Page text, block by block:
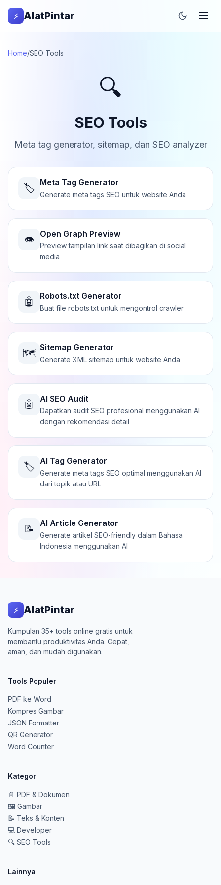
⚡ AlatPintar
Home/SEO Tools
🔍
SEO Tools
Meta tag generator, sitemap, dan SEO analyzer
🏷️ Meta Tag Generator
Generate meta tags SEO untuk website Anda
👁️ Open Graph Preview
Preview tampilan link saat dibagikan di social
media
🤖 Robots.txt Generator
Buat file robots.txt untuk mengontrol crawler
🗺️ Sitemap Generator
Generate XML sitemap untuk website Anda
🤖 AI SEO Audit
Dapatkan audit SEO profesional menggunakan AI
dengan rekomendasi detail
🏷️ AI Tag Generator
Generate meta tags SEO optimal menggunakan AI
dari topik atau URL
📝 AI Article Generator
Generate artikel SEO-friendly dalam Bahasa
Indonesia menggunakan AI
⚡ AlatPintar
Kumpulan 35+ tools online gratis untuk
membantu produktivitas Anda. Cepat,
aman, dan mudah digunakan.
Tools Populer
PDF ke Word
Kompres Gambar
JSON Formatter
QR Generator
Word Counter
Kategori
📄 PDF & Dokumen
🖼️ Gambar
📝 Teks & Konten
💻 Developer
🔍 SEO Tools
Lainnya